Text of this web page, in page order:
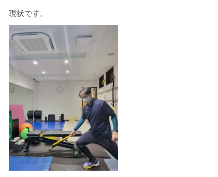
現状です。